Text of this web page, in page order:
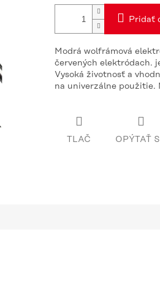
Pridať
Modrá wolfrámová
červených elektródach.
Vysoká životnosť a
na univerzálne použitie.
TLAČ OPÝTAŤ